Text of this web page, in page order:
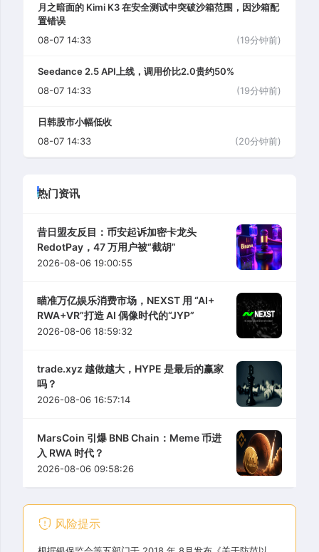
月之暗面的 Kimi K3 在安全测试中突破沙箱范围，因沙箱配
置错误
08-07 14:33
(19分钟前)
Seedance 2.5 API上线，调用价比2.0贵约50%
08-07 14:33
(19分钟前)
日韩股市小幅低收
08-07 14:33
(20分钟前)
热门资讯
昔日盟友反目：币安起诉加密卡龙头
RedotPay，47 万用户被“截胡”
2026-08-06 19:00:55
瞄准万亿娱乐消费市场，NEXST 用 “AI+
RWA+VR”打造 AI 偶像时代的“JYP”
2026-08-06 18:59:32
trade.xyz 越做越大，HYPE 是最后的赢家
吗？
2026-08-06 16:57:14
MarsCoin 引爆 BNB Chain：Meme 币进
入 RWA 时代？
2026-08-06 09:58:26
风险提示